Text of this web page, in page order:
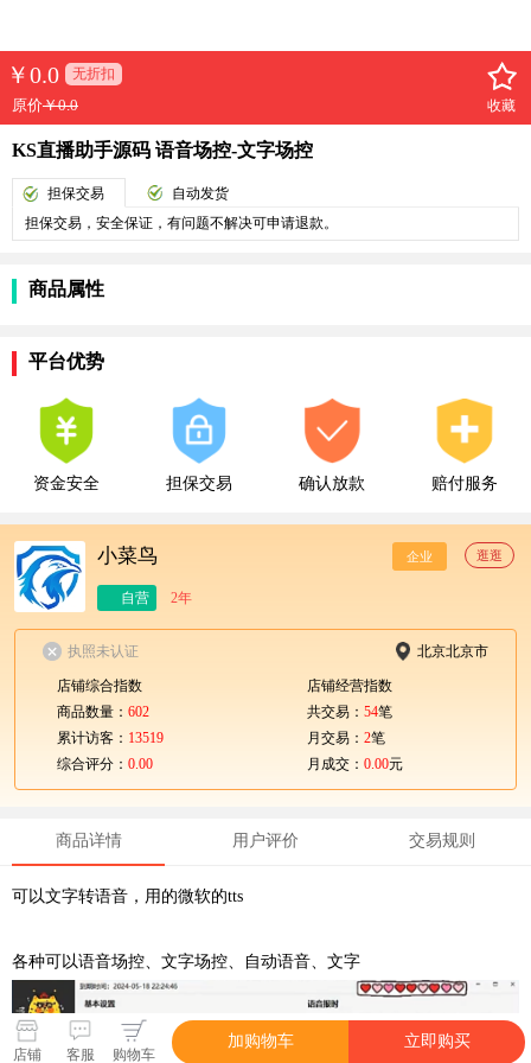
￥0.0 无折扣
原价￥0.0 收藏
KS直播助手源码 语音场控-文字场控
担保交易
自动发货
担保交易，安全保证，有问题不解决可申请退款。
商品属性
平台优势
资金安全 担保交易 确认放款 赔付服务
小菜鸟 企业 逛逛
自营 2年
执照未认证 北京北京市
店铺综合指数
商品数量： 602
累计访客： 13519
综合评分： 0.00
店铺经营指数
共交易： 54笔
月交易： 2笔
月成交： 0.00元
商品详情 用户评价 交易规则
可以文字转语音，用的微软的tts
各种可以语音场控、文字场控、自动语音、文字
店铺 客服 购物车
加购物车 立即购买